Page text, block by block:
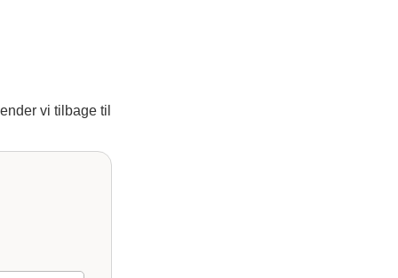
vi tilbage til